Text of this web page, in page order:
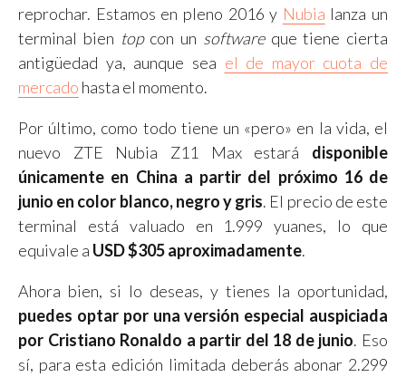
reprochar. Estamos en pleno 2016 y Nubia lanza un
terminal bien topcon un softwareque tiene cierta
antigüedad ya, aunque sea el de mayor cuota de
mercado hasta el momento.
Por último, como todo tiene un «pero» en la vida, el
nuevo ZTE Nubia Z11 Max estará disponible
únicamente en China a partir del próximo 16 de
junio en color blanco, negro y gris. El precio de este
terminal está valuado en 1.999 yuanes, lo que
equivale a USD $305 aproximadamente.
Ahora bien, si lo deseas, y tienes la oportunidad,
puedes optar por una versión especial auspiciada
por Cristiano Ronaldo a partir del 18 de junio. Eso
sí, para esta edición limitada deberás abonar 2.299